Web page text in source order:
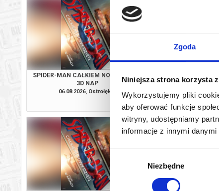
Zgoda
Niniejsza strona korzysta
Wykorzystujemy pliki
aby oferować funkcje
witryny, udostępniamy
informacje z innymi
Niezbędne
SPIDER-MAN CAŁKIEM NOWY DZIEŃ -
3D NAP
06.08.2026, Ostrołęka
kup bilet
ODYSEJA -
06.08.2026,